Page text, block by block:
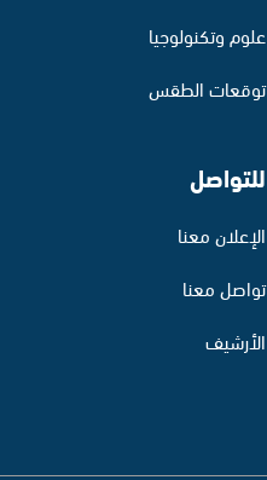
علوم وتكنولوجيا
توقعات الطقس
للتواصل
الإعلان معنا
تواصل معنا
الأرشيف